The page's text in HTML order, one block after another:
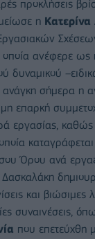
προκλήσεις
η
ανέφερε ως
δυναμικού
ανάγκη σήμερα η
επαρκή
εργασίας, καθώς
Όρου ανά
και
συναινέσεις,
που επετεύχθη